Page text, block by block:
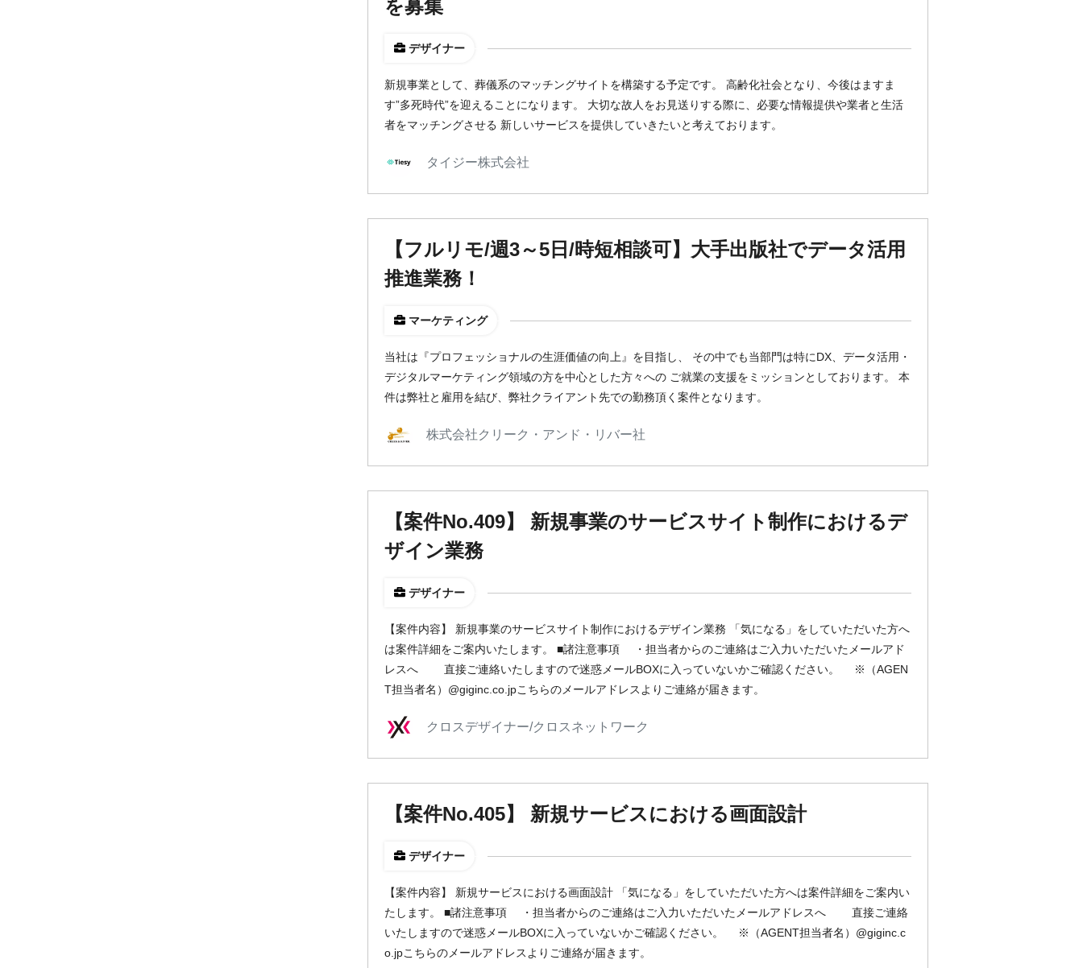
を募集
デザイナー
新規事業として、葬儀系のマッチングサイトを構築する予定です。 高齢化社会となり、今後はますま
す”多死時代”を迎えることになります。 大切な故人をお見送りする際に、必要な情報提供や業者と生活
者をマッチングさせる 新しいサービスを提供していきたいと考えております。
タイジー株式会社
【フルリモ/週3～5日/時短相談可】大手出版社でデータ活用
推進業務！
マーケティング
当社は『プロフェッショナルの生涯価値の向上』を目指し、 その中でも当部門は特にDX、データ活用・
デジタルマーケティング領域の方を中心とした方々への ご就業の支援をミッションとしております。 本
件は弊社と雇用を結び、弊社クライアント先での勤務頂く案件となります。
株式会社クリーク・アンド・リバー社
【案件No.409】 新規事業のサービスサイト制作におけるデ
ザイン業務
デザイナー
【案件内容】 新規事業のサービスサイト制作におけるデザイン業務 「気になる」をしていただいた方へ
は案件詳細をご案内いたします。 ■諸注意事項 ・担当者からのご連絡はご入力いただいたメールアド
レスへ 直接ご連絡いたしますので迷惑メールBOXに入っていないかご確認ください。 ※（AGEN
T担当者名）@giginc.co.jpこちらのメールアドレスよりご連絡が届きます。
クロスデザイナー/クロスネットワーク
【案件No.405】 新規サービスにおける画面設計
デザイナー
【案件内容】 新規サービスにおける画面設計 「気になる」をしていただいた方へは案件詳細をご案内い
たします。 ■諸注意事項 ・担当者からのご連絡はご入力いただいたメールアドレスへ 直接ご連絡
いたしますので迷惑メールBOXに入っていないかご確認ください。 ※（AGENT担当者名）@giginc.c
o.jpこちらのメールアドレスよりご連絡が届きます。